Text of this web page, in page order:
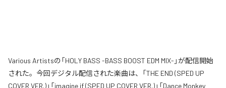
Various Artistsの「HOLY BASS -BASS BOOST EDM MIX-」が配信開始
された。今回デジタル配信された楽曲は、「THE END (SPED UP
COVER VER.)」「imagine if (SPED UP COVER VER.)」「Dance Monkey